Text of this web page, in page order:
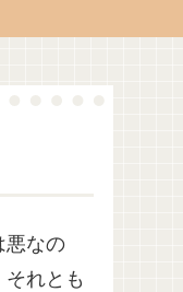
悪なの
れとも